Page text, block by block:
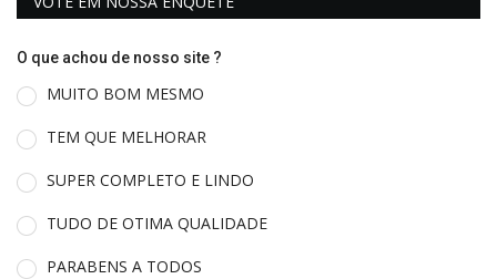
O que achou de nosso site ?
MUITO BOM MESMO
TEM QUE MELHORAR
SUPER COMPLETO E LINDO
TUDO DE OTIMA QUALIDADE
PARABENS A TODOS